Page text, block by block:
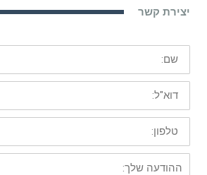
יצירת קשר
שם:
דוא"ל:
טלפון:
ההודעה
שלך: